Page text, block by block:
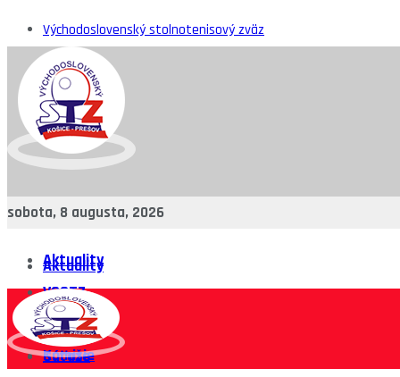
Východoslovenský stolnotenisový zväz
sobota, 8 augusta, 2026
Aktuality
VSSTZ
Komisie
Súťaže
Aktuality
VSSTZ
Komisie